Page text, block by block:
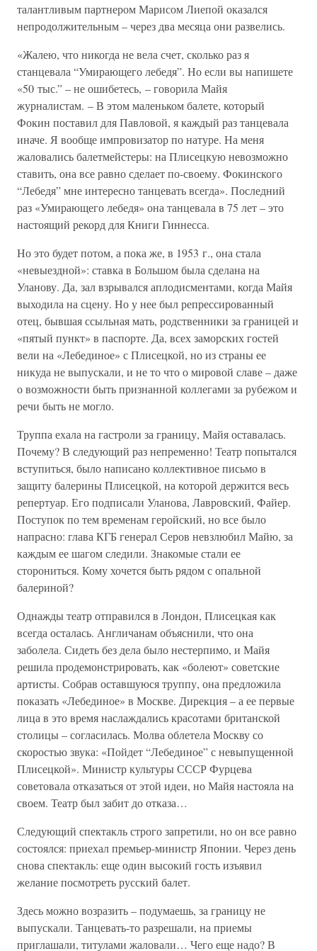
талантливым партнером Марисом Лиепой оказался
непродолжительным – через два месяца они развелись.
«Жалею, что никогда не вела счет, сколько раз я
станцевала “Умирающего лебедя”. Но если вы напишете
«50 тыс.” – не ошибетесь, – говорила Майя
журналистам. – В этом маленьком балете, который
Фокин поставил для Павловой, я каждый раз танцевала
иначе. Я вообще импровизатор по натуре. На меня
жаловались балетмейстеры: на Плисецкую невозможно
ставить, она все равно сделает по-своему. Фокинского
“Лебедя” мне интересно танцевать всегда». Последний
раз «Умирающего лебедя» она танцевала в 75 лет – это
настоящий рекорд для Книги Гиннесса.
Но это будет потом, а пока же, в 1953 г., она стала
«невыездной»: ставка в Большом была сделана на
Уланову. Да, зал взрывался аплодисментами, когда Майя
выходила на сцену. Но у нее был репрессированный
отец, бывшая ссыльная мать, родственники за границей и
«пятый пункт» в паспорте. Да, всех заморских гостей
вели на «Лебединое» с Плисецкой, но из страны ее
никуда не выпускали, и не то что о мировой славе – даже
о возможности быть признанной коллегами за рубежом и
речи быть не могло.
Труппа ехала на гастроли за границу, Майя оставалась.
Почему? В следующий раз непременно! Театр попытался
вступиться, было написано коллективное письмо в
защиту балерины Плисецкой, на которой держится весь
репертуар. Его подписали Уланова, Лавровский, Файер.
Поступок по тем временам геройский, но все было
напрасно: глава КГБ генерал Серов невзлюбил Майю, за
каждым ее шагом следили. Знакомые стали ее
сторониться. Кому хочется быть рядом с опальной
балериной?
Однажды театр отправился в Лондон, Плисецкая как
всегда осталась. Англичанам объяснили, что она
заболела. Сидеть без дела было нестерпимо, и Майя
решила продемонстрировать, как «болеют» советские
артисты. Собрав оставшуюся труппу, она предложила
показать «Лебединое» в Москве. Дирекция – а ее первые
лица в это время наслаждались красотами британской
столицы – согласилась. Молва облетела Москву со
скоростью звука: «Пойдет “Лебединое” с невыпущенной
Плисецкой». Министр культуры СССР Фурцева
советовала отказаться от этой идеи, но Майя настояла на
своем. Театр был забит до отказа…
Следующий спектакль строго запретили, но он все равно
состоялся: приехал премьер-министр Японии. Через день
снова спектакль: еще один высокий гость изъявил
желание посмотреть русский балет.
Здесь можно возразить – подумаешь, за границу не
выпускали. Танцевать-то разрешали, на приемы
приглашали, титулами жаловали… Чего еще надо? В